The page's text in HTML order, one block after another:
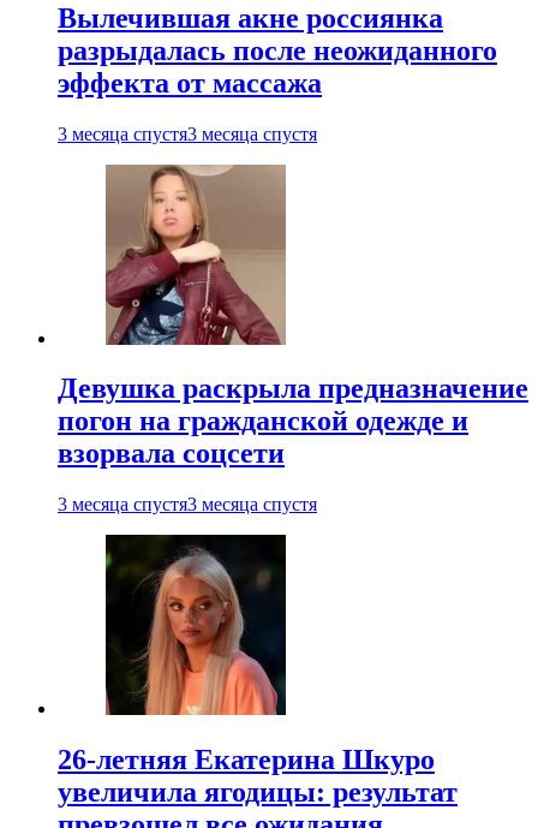
Вылечившая акне россиянка
разрыдалась после неожиданного
эффекта от массажа
3 месяца спустя3 месяца спустя
Девушка раскрыла предназначение
погон на гражданской одежде и
взорвала соцсети
3 месяца спустя3 месяца спустя
26-летняя Екатерина Шкуро
увеличила ягодицы: результат